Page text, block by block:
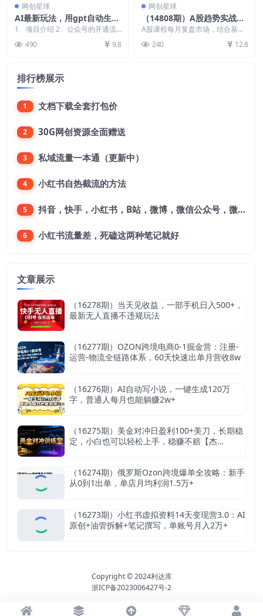
网创星球
AI最新玩法，用gpt自动生成
爆款文章获取收益，实现日入
500+被动收入
1、项目介绍 2、公众号的开通流
490 9.8
网创星球
（14808期）A股趋势实战
课：主力动向+政策红利，20
25全年策略5月更新
A股课程每月复盘市场，结合基本
析，预判大盘趋势与潜力...
240 12.8
排行榜展示
1 文档下载全套打包价
2 30G网创资源全面赠送
3 私域流量一本通（更新中）
4 小红书自热截流的方法
5 抖音，快手，小红书，B站，微博，微信公众号，微信视频号。每一个平台，都是不一样的机会，对应不一样的赚钱思路
6 小红书流量差，死磕这两种笔记就好
文章展示
（16278期）当天见收益，一部手机日入500+，
最新无人直播不违规玩法
（16277期）OZON跨境电商0-1掘金营：注册-
运营-物流全链路体系，60天快速出单月营收8w
（16276期）AI自动写小说，一键生成120万
字，普通人每月也能躺赚2w+
（16275期）美金对冲日盈利100+美刀，长期稳
定，小白也可以轻松上手，稳赚不赔【杰…
（16274期）俄罗斯Ozon跨境爆单全攻略：新手
从0到1出单，单店月均利润1.5万+
（16273期）小红书虚拟资料14天变现营3.0：AI
原创+油管拆解+笔记撰写，单账号月入2万+
Copyright © 2024利达库
浙ICP备2023006427号-2